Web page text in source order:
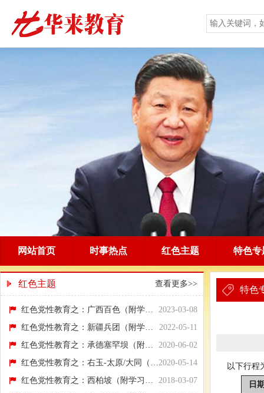
网站首页 时事热点 红色主题 特色专
红色主题 查看更多>>
2023-03-08
红色党性教育之：广西百色（附学习行程方案）
2022-05-11
红色党性教育之：新疆兵团（附学习行程方案）
2020-06-02
红色党性教育之：承德塞罕坝（附学习行程方案）
2020-05-14
红色党性教育之：右玉-太原/大同（附学习行...
2018-03-07
红色党性教育之：西柏坡（附学习行程方案）
特色
以下行程
日